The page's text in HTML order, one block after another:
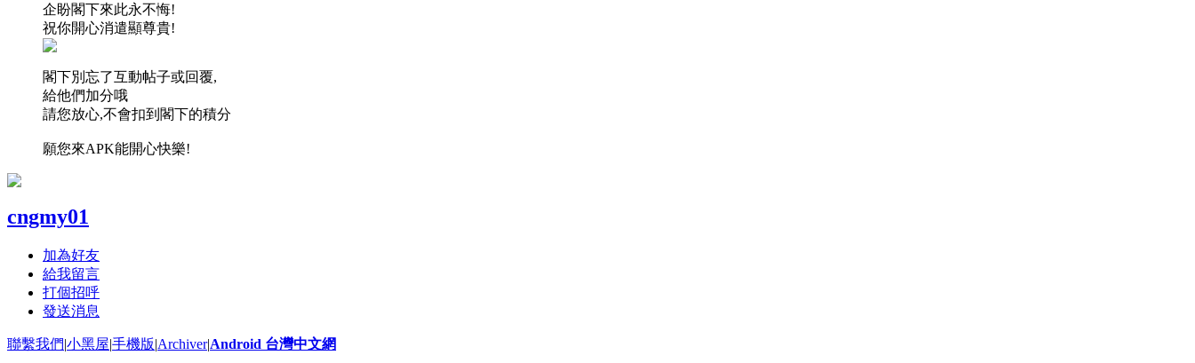
企盼閣下來此永不悔!
祝你開心消遣顯尊貴!
閣下別忘了互動帖子或回覆,
給他們加分哦
請您放心,不會扣到閣下的積分
願您來APK能開心快樂!
cngmy01
加為好友
給我留言
打個招呼
發送消息
聯繫我們|小黑屋|手機版|Archiver|Android 台灣中文網